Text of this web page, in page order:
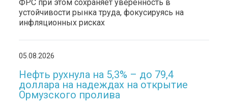
ФРС при этом сохраняет уверенность в
устойчивости рынка труда, фокусируясь на
инфляционных рисках
05.08.2026
Нефть рухнула на 5,3% – до 79,4
доллара на надеждах на открытие
Ормузского пролива